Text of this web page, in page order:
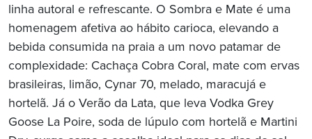
linha autoral e refrescante. O Sombra e Mate é uma
homenagem afetiva ao hábito carioca, elevando a
bebida consumida na praia a um novo patamar de
complexidade: Cachaça Cobra Coral, mate com ervas
brasileiras, limão, Cynar 70, melado, maracujá e
hortelã. Já o Verão da Lata, que leva Vodka Grey
Goose La Poire, soda de lúpulo com hortelã e Martini